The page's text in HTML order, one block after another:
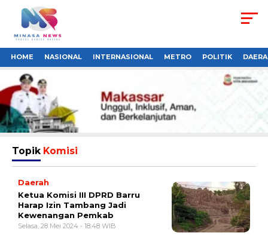
HOME NASIONAL INTERNASIONAL METRO POLITIK
Topik Komisi
Daerah
Ketua Komisi III DPRD Barru
Harap Izin Tambang Jadi
Kewenangan Pemkab
Selasa, 28 Mei 2024 - 18:48 WIB